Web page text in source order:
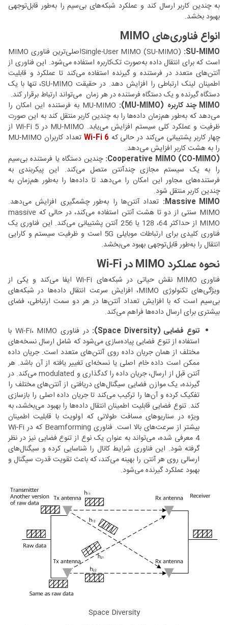
به چندین کاربر ارسال کند و عملکرد شبکه‌های بی‌سیم را به‌طور قابل‌توجهی
بهبود بخشد.
انواع فناوری‌های MIMO
Single-User MIMO (SU-MIMO) :SU-MIMO
اصلی‌ترین فناوری MIMO
است که برای انتقال داده به‌صورت تک‌کاربره استفاده می‌شود. این فناوری از
آنتن‌های متعدد در فرستنده و گیرنده استفاده می‌کند تا عملکرد و قابلیت
اطمینان لینک ارتباطی را افزایش دهد. در حقیقت SU-MIMO، تنها با یک
دستگاه گیرنده و یک دستگاه فرستنده در هر زمان می‌تواند ارتباط برقرار کند.
MIMO چند کاربره
:(MU-MIMO)
به فرستنده این امکان را
می‌دهد که به‌طور هم‌زمان داده‌ها را به چندین کاربر منتقل کند به این صورت
ظرفیت و عملکرد کلی سیستم افزایش می‌یابد. MU-MIMO در Wi-Fi 5 از
چهار کاربر پشتیبانی می‌کند در حالی که Wi-Fi 6
تعداد کاربران MU-MIMO
را به هشت کاربر افزایش می‌دهد.
Cooperative MIMO (CO-MIMO): چندین دستگاه یا فرستنده بی‌سیم
را به یک سیستم مجازی چندآنتن متصل می‌کند. این پیکربندی به
فرستنده‌های مجاور این امکان را می‌دهد تا داده‌ها را به‌طور هم‌زمان به
چندین کاربر منتقل شود.
Massive MIMO: تعداد آنتن‌ها را به‌طور چشمگیری افزایش می‌دهد.
MIMO سنتی از دو تا هشت آنتن استفاده می‌کند، در حالی که massive
MIMO از حداکثر 64، 128 یا 256 آنتن پشتیبانی می‌کند. این فناوری یک
فناوری کلیدی برای ارتباطات موبایلی 5G است و ظرفیت سیستم و کارایی
انتقال را به‌طور قابل‌توجهی بهبود می‌بخشد.
نحوه عملکرد MIMO در Wi-Fi
فناوری MIMO نقش حیاتی در شبکه‌های Wi-Fi ایفا می‌کند و یکی از
ویژگی‌های تکنولوژی MIMO، افزایش سرعت انتقال داده‌ها در شبکه‌های
بی‌سیم است که با افزایش تعداد آنتن‌ها در هر دو سمت ارتباطی، فضای
بیشتری برای ارسال داده‌ها فراهم می‌کند.
تنوع فضایی (Space Diversity):
در فناوری Wi-Fi، MIMO با
استفاده از تنوع فضایی پیاده‌سازی می‌شود که شامل ارسال نسخه‌های
مختلف از همان جریان داده روی آنتن‌های متعدد است. جریان داده
ممکن است داده خام اصلی یا نسخه‌ای تغییر یافته از آن باشد. هر
آنتن قبل از ارسال، جریان داده را کدگذاری و modulated می‌کند. در
گیرنده، یک موازن فضایی سیگنال‌های دریافتی از آنتن‌های مختلف را
تفکیک کرده و آن‌ها را ترکیب می‌کند تا جریان داده اصلی را بازسازی
کند. تنوع فضایی قابلیت اطمینان انتقال داده‌ها را بهبود می‌بخشد، به
ویژه در سناریوهای مسافت طولانی که اولویت با قابلیت اطمینان
بیشتر از سرعت‌های بالا است. فناوری Beamforming که در Wi-Fi
4 معرفی شده، می‌تواند به عنوان یک نوع از تنوع فضایی نیز در نظر
گرفته شود. این فناوری شرایط کانال را شناسایی کرده و سیگنال‌های
ارسالی روی هر آنتن را بهینه می‌کند، که باعث تقویت قدرت سیگنال و
بهبود عملکرد گیرنده می‌شود.
Space Diversity